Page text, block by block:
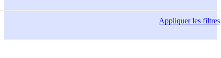
Appliquerles filtres